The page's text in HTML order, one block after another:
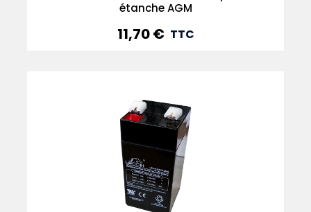
étanche AGM
Prix
11,70 € TTC